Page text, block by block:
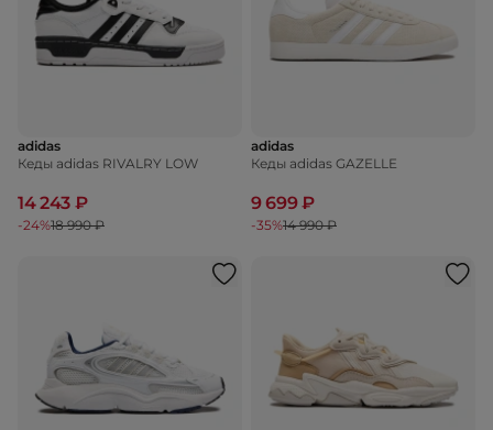
adidas
Кеды adidas RIVALRY LOW
14 243 ₽
-24%18 990 ₽
adidas
Кеды adidas GAZELLE
9 699 ₽
-35%14 990 ₽